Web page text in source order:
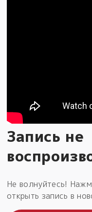
Запись не
Не волнуйтесь!
открыть запись в